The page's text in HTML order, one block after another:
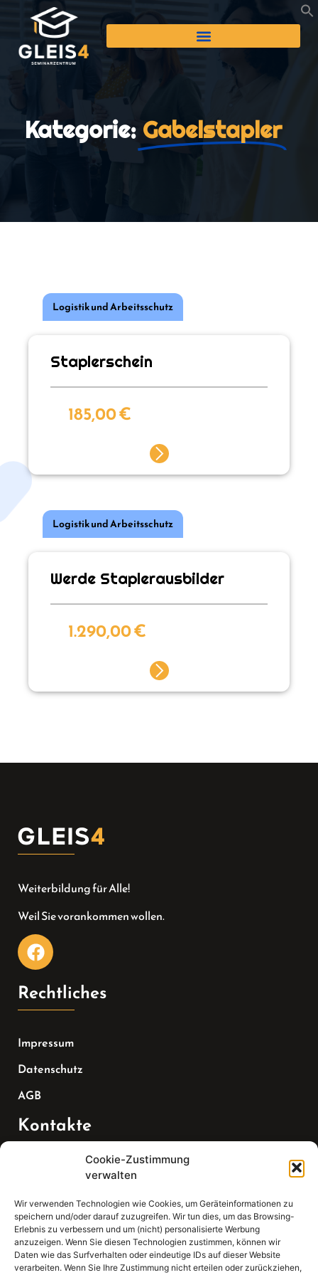
Cookie-Zustimmung
verwalten
Wir verwenden Technologien wie Cookies, um Geräteinformationen zu
speichern und/oder darauf zuzugreifen. Wir tun dies, um das Browsing-
Erlebnis zu verbessern und um (nicht) personalisierte Werbung
anzuzeigen. Wenn Sie diesen Technologien zustimmen, können wir
Daten wie das Surfverhalten oder eindeutige IDs auf dieser Website
verarbeiten. Wenn Sie Ihre Zustimmung nicht erteilen oder zurückziehen,
Kategorie: Gabelstapler
Logistik und Arbeitsschutz
Staplerschein
185,00€
Logistik und Arbeitsschutz
Werde Staplerausbilder
1.290,00€
Weiterbildung für Alle!
Weil Sie vorankommen wollen.
Rechtliches
Impressum
Datenschutz
AGB
Kontakte
07147 270 3349
Email:
sekretariat(at)gleis4-seminarzentrum.com